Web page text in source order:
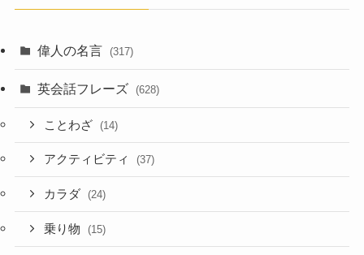
偉人の名言 (317)
英会話フレーズ (628)
ことわざ (14)
アクティビティ (37)
カラダ (24)
乗り物 (15)